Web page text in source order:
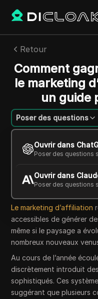
Retour
Comment
le marketing
un guide
Poser des questions
Ouvrir dans
Poser des questions
Ouvrir dans
Poser des questions
Mariana Santos
16 juin 2026 9
Copy Link
Le marketing d’affiliation
accessibles de générer
même si le paysage a
nombreux nouveaux
Au cours de l’année
discrètement introduit
sophistiqués. Ces
suggérant que plusieurs